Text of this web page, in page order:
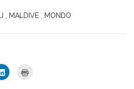
MALDIVE MONDO
Fai
clic